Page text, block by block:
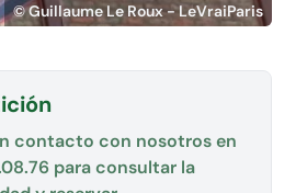
© Guillaume Le Roux - LeVraiParis
contacto con nosotros en
para consultar la